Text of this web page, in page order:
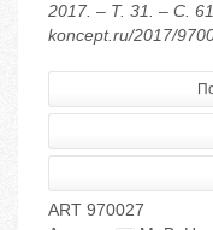
2017. – Т. 31. – С.
koncept.ru/2017/
ART 970027